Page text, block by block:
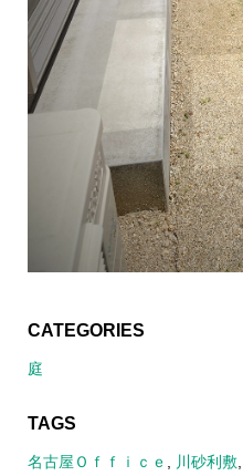
CATEGORIES
庭
TAGS
名古屋Ｏｆｆｉｃｅ , 川砂利敷,